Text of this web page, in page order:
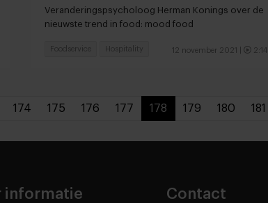
Veranderingspsycholoog Herman Konings over de
nieuwste trend in food: mood food
12 november 2021 2:14
Foodservice Hospitality
174 175 176 177 178 179 180 181
informatie Contact